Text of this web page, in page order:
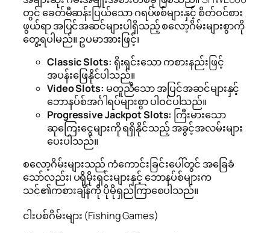
တွင် ခေတ်မီဆန်းပြယ်သော ဂရပ်ဖစ်များနှင့် စိတ်ဝင်စား
ဖွယ်ရာ အပြင်အဆင်များပါရှိသည့် စလော့ဂိမ်းများစွာကို
တွေ့ရပါမည်။ ဥပမာအားဖြင့်၊
Classic Slots: ရိုးရှင်းသော ကစားနည်းဖြင့်
အပန်းဖြေနိုင်ပါသည်။
Video Slots: မတူညီသော အပြင်အဆင်များနှင့်
ဘောနပ်စ်အင်္ဂါရပ်များစွာ ပါဝင်ပါသည်။
Progressive Jackpot Slots: ကြီးမားသော
ဆုကြေးငွေများကို ရရှိနိုင်သည့် အခွင့်အလမ်းများ
ပေးပါသည်။
စလော့ဂိမ်းများသည် ကံကောင်းခြင်းပေါ်တွင် အခြေခံ
သော်လည်း၊ ပရိုမိုးရှင်းများနှင့် ဘောနပ်စ်များက
သင်၏ကစားချိန်ကို ပိုမိုရှည်ကြာစေပါသည်။
ငါးပစ်ဂိမ်းများ (Fishing Games)